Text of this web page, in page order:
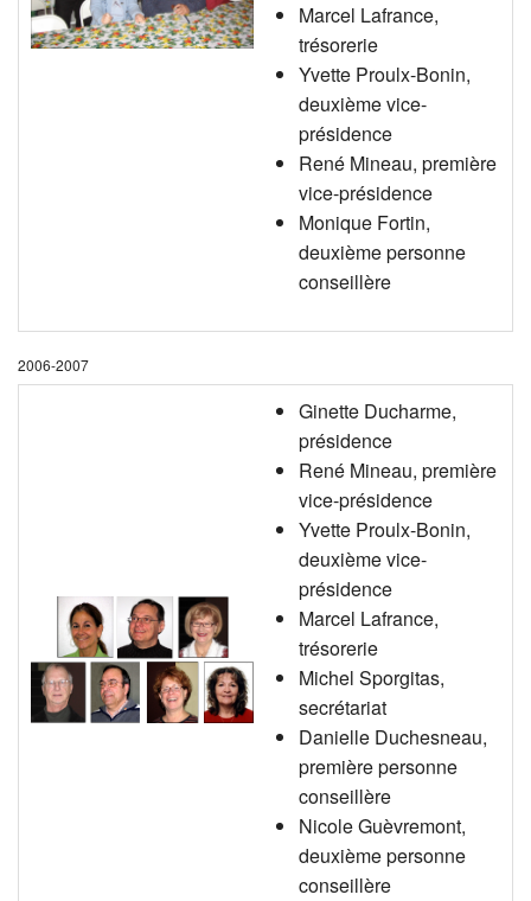
Marcel Lafrance,
trésorerie
Yvette Proulx-Bonin,
deuxième vice-
présidence
René Mineau, première
vice-présidence
Monique Fortin,
deuxième personne
conseillère
2006-2007
Ginette Ducharme,
présidence
René Mineau, première
vice-présidence
Yvette Proulx-Bonin,
deuxième vice-
présidence
Marcel Lafrance,
trésorerie
Michel Sporgitas,
secrétariat
Danielle Duchesneau,
première personne
conseillère
Nicole Guèvremont,
deuxième personne
conseillère